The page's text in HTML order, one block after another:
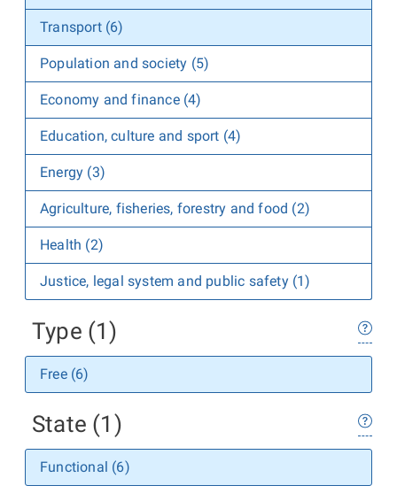
Transport (6)
Population and society (5)
Economy and finance (4)
Education, culture and sport (4)
Energy (3)
Agriculture, fisheries, forestry and food (2)
Health (2)
Justice, legal system and public safety (1)
Type (1)
Free (6)
State (1)
Functional (6)